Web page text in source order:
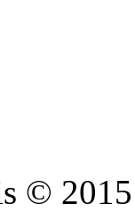
© 2015